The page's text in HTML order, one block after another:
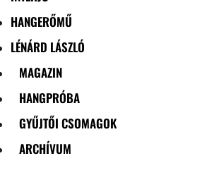
HANGERŐMŰ
LÉNÁRD LÁSZLÓ
MAGAZIN
HANGPRÓBA
GYŰJTŐI CSOMAGOK
ARCHÍVUM